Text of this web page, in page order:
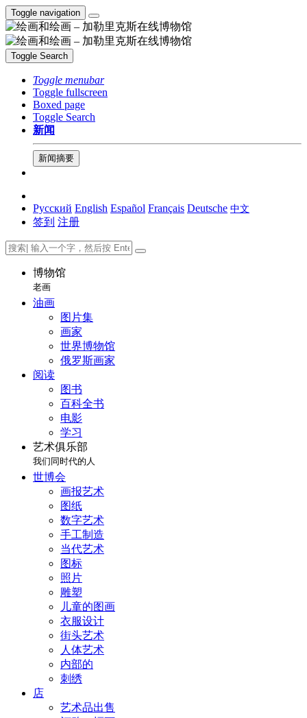
Toggle navigation
Toggle Search
Toggle menubar
Toggle fullscreen
Boxed page
Toggle Search
新闻
新闻摘要
Русский English Español Français Deutsche 中文
签到 注册
博物馆
老画
油画
图片集
画家
世界博物馆
俄罗斯画家
阅读
图书
百科全书
电影
学习
艺术俱乐部
我们同时代的人
世博会
画报艺术
图纸
数字艺术
手工制造
当代艺术
图标
照片
雕塑
儿童的图画
衣服设计
街头艺术
人体艺术
内部的
刺绣
店
艺术品出售